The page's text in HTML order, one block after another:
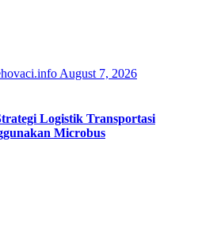
August 7, 2026
Logistik Transportasi
Microbus